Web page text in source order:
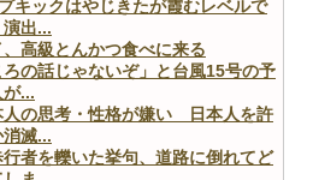
キックはやじきたが霞むレベルで
出...
高級とんかつ食べに来る
ろの話じゃないぞ」と台風15号の予
...
の思考・性格が嫌い 日本人を許
滅...
行者を轢いた挙句、道路に倒れてど